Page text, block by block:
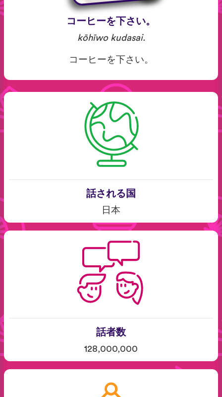
コーヒーを下さい。
kōhīwo kudasai.
コーヒーを下さい。
話される国
日本
話者数
128,000,000